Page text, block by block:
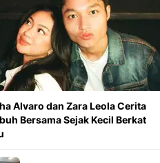
Alvaro dan Zara Leola Cerita
Bersama Sejak Kecil Berkat